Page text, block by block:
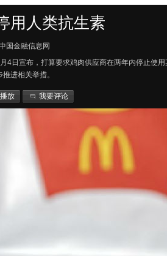
用人类抗生素
国金融信息网
4日宣布，打算要求鸡肉供应商在两年内停止使
进相关举措。
放 我要评论